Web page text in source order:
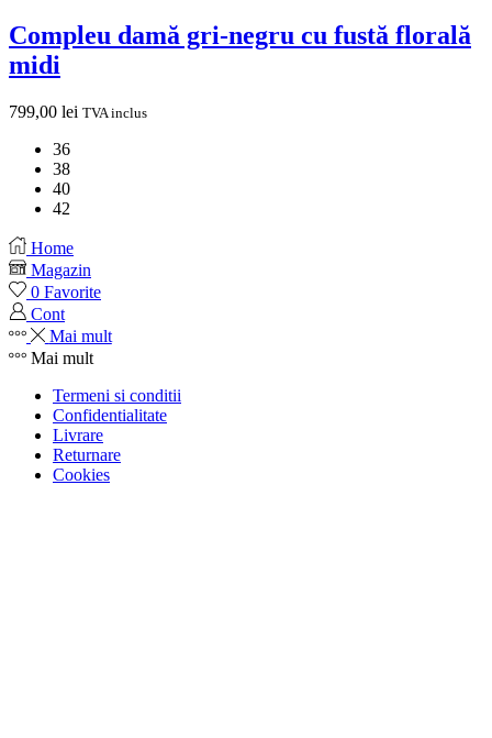
Compleu damă gri-negru cu fustă florală
midi
799,00 lei TVA inclus
36
38
40
42
Home
Magazin
0 Favorite
Cont
Mai mult
Mai mult
Termeni si conditii
Confidentialitate
Livrare
Returnare
Cookies